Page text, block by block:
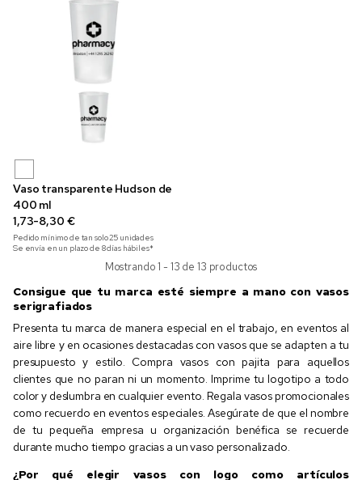
Vaso transparente Hudson de
400 ml
1,73-8,30 €
Pedido mínimo de tan solo25 unidades
Se envía en un plazo de 8 días hábiles*
Mostrando 1 - 13 de 13 productos
Consigue que tu marca esté siempre a mano con vasos
serigrafiados
Presenta tu marca de manera especial en el trabajo, en eventos al
aire libre y en ocasiones destacadas con vasos que se adapten a tu
presupuesto y estilo. Compra vasos con pajita para aquellos
clientes que no paran ni un momento. Imprime tu logotipo a todo
color y deslumbra en cualquier evento. Regala vasos promocionales
como recuerdo en eventos especiales. Asegúrate de que el nombre
de tu pequeña empresa u organización benéfica se recuerde
durante mucho tiempo gracias a un vaso personalizado.
¿Por qué elegir vasos con logo como artículos